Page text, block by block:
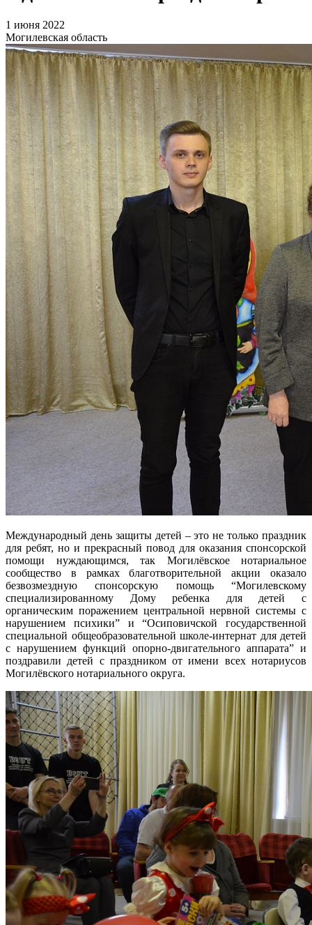
1 июня 2022
Могилевская область
Международный день защиты детей – это не только праздник
для ребят, но и прекрасный повод для оказания спонсорской
помощи нуждающимся, так Могилёвское нотариальное
сообщество в рамках благотворительной акции оказало
безвозмездную спонсорскую помощь “Могилевскому
специализированному Дому ребенка для детей с
органическим поражением центральной нервной системы с
нарушением психики” и “Осиповичской государственной
специальной общеобразовательной школе-интернат для детей
с нарушением функций опорно-двигательного аппарата” и
поздравили детей с праздником от имени всех нотариусов
Могилёвского нотариального округа.